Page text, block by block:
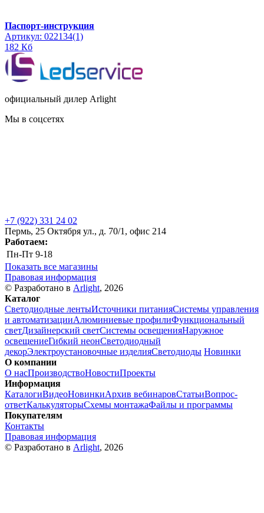
Паспорт-инструкция
Артикул: 022134(1)
182 Кб
официальный дилер Arlight
Мы в соцсетях
+7 (922) 331 24 02
Пермь, 25 Октября ул., д. 70/1, офис 214
Работаем:
Пн-Пт 9-18
Показать все магазины
Правовая информация
© Разработано в Arlight, 2026
Каталог
Светодиодные лентыИсточники питанияСистемы управления
и автоматизацииАлюминиевые профилиФункциональный
светДизайнерский светСистемы освещенияНаружное
освещениеГибкий неонСветодиодный
декорЭлектроустановочные изделияСветодиоды Новинки
О компании
О насПроизводствоНовостиПроекты
Информация
КаталогиВидеоНовинкиАрхив вебинаровСтатьиВопрос-
ответКалькуляторыСхемы монтажаФайлы и программы
Покупателям
Контакты
Правовая информация
© Разработано в Arlight, 2026